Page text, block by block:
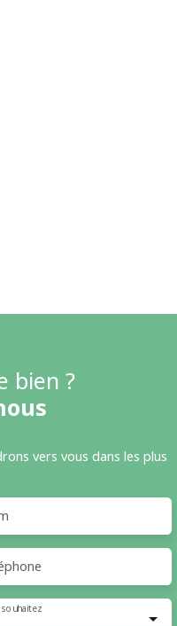
bien ?
vers vous dans les plus
souhaitez